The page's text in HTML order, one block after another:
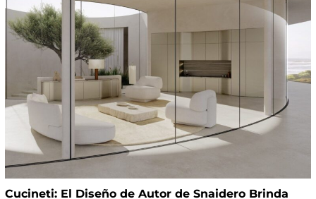
Cucineti: El Diseño de Autor de Snaidero Brinda